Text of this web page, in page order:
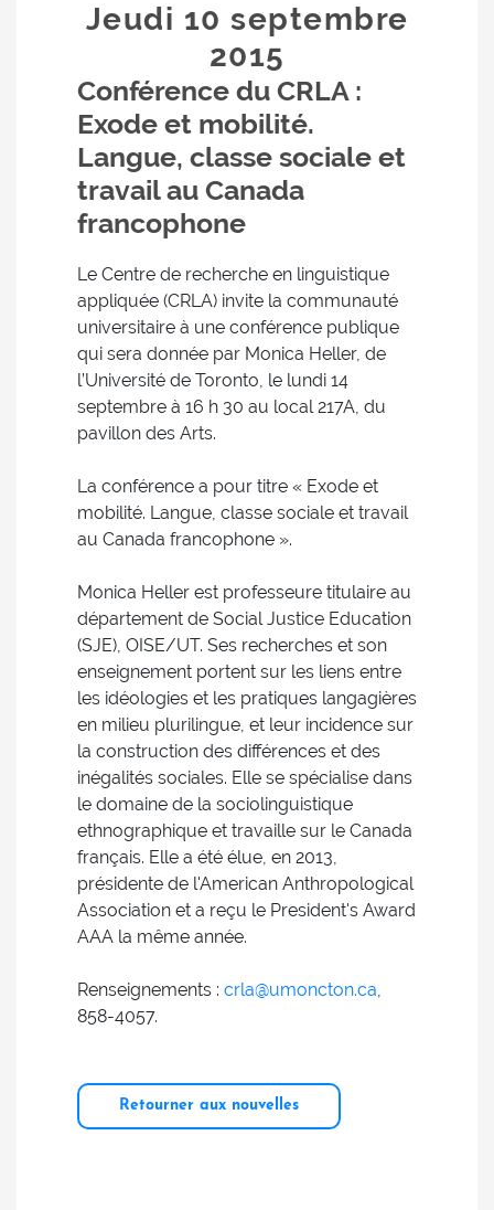
Jeudi 10 septembre
2015
Conférence du CRLA :
Exode et mobilité.
Langue, classe sociale et
travail au Canada
francophone
Le Centre de recherche en linguistique
appliquée (CRLA) invite la communauté
universitaire à une conférence publique
qui sera donnée par Monica Heller, de
l’Université de Toronto, le lundi 14
septembre à 16 h 30 au local 217A, du
pavillon des Arts.
La conférence a pour titre « Exode et
mobilité. Langue, classe sociale et travail
au Canada francophone ».
Monica Heller est professeure titulaire au
département de Social Justice Education
(SJE), OISE/UT. Ses recherches et son
enseignement portent sur les liens entre
les idéologies et les pratiques langagières
en milieu plurilingue, et leur incidence sur
la construction des différences et des
inégalités sociales. Elle se spécialise dans
le domaine de la sociolinguistique
ethnographique et travaille sur le Canada
français. Elle a été élue, en 2013,
présidente de l'American Anthropological
Association et a reçu le President's Award
AAA la même année.
Renseignements : crla@umoncton.ca,
858-4057.
Retourner aux nouvelles